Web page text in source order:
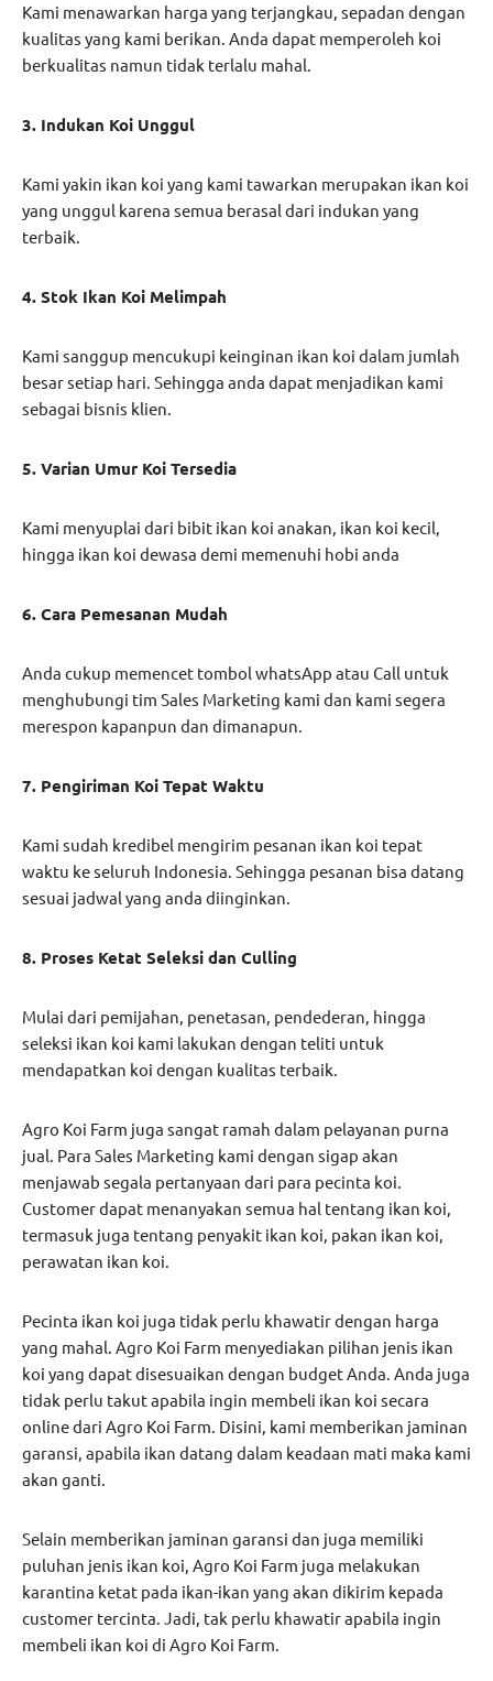
Kami menawarkan harga yang terjangkau, sepadan dengan
kualitas yang kami berikan. Anda dapat memperoleh koi
berkualitas namun tidak terlalu mahal.
3. Indukan Koi Unggul
Kami yakin ikan koi yang kami tawarkan merupakan ikan koi
yang unggul karena semua berasal dari indukan yang
terbaik.
4. Stok Ikan Koi Melimpah
Kami sanggup mencukupi keinginan ikan koi dalam jumlah
besar setiap hari. Sehingga anda dapat menjadikan kami
sebagai bisnis klien.
5. Varian Umur Koi Tersedia
Kami menyuplai dari bibit ikan koi anakan, ikan koi kecil,
hingga ikan koi dewasa demi memenuhi hobi anda
6. Cara Pemesanan Mudah
Anda cukup memencet tombol whatsApp atau Call untuk
menghubungi tim Sales Marketing kami dan kami segera
merespon kapanpun dan dimanapun.
7. Pengiriman Koi Tepat Waktu
Kami sudah kredibel mengirim pesanan ikan koi tepat
waktu ke seluruh Indonesia. Sehingga pesanan bisa datang
sesuai jadwal yang anda diinginkan.
8. Proses Ketat Seleksi dan Culling
Mulai dari pemijahan, penetasan, pendederan, hingga
seleksi ikan koi kami lakukan dengan teliti untuk
mendapatkan koi dengan kualitas terbaik.
Agro Koi Farm juga sangat ramah dalam pelayanan purna
jual. Para Sales Marketing kami dengan sigap akan
menjawab segala pertanyaan dari para pecinta koi.
Customer dapat menanyakan semua hal tentang ikan koi,
termasuk juga tentang penyakit ikan koi, pakan ikan koi,
perawatan ikan koi.
Pecinta ikan koi juga tidak perlu khawatir dengan harga
yang mahal. Agro Koi Farm menyediakan pilihan jenis ikan
koi yang dapat disesuaikan dengan budget Anda. Anda juga
tidak perlu takut apabila ingin membeli ikan koi secara
online dari Agro Koi Farm. Disini, kami memberikan jaminan
garansi, apabila ikan datang dalam keadaan mati maka kami
akan ganti.
Selain memberikan jaminan garansi dan juga memiliki
puluhan jenis ikan koi, Agro Koi Farm juga melakukan
karantina ketat pada ikan-ikan yang akan dikirim kepada
customer tercinta. Jadi, tak perlu khawatir apabila ingin
membeli ikan koi di Agro Koi Farm.